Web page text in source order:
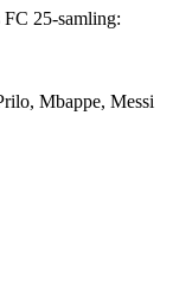
25-samling:
Mbappe, Messi